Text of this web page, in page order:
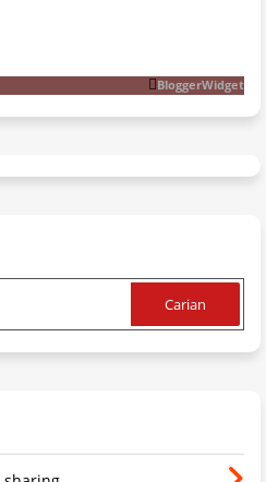
BloggerWidget